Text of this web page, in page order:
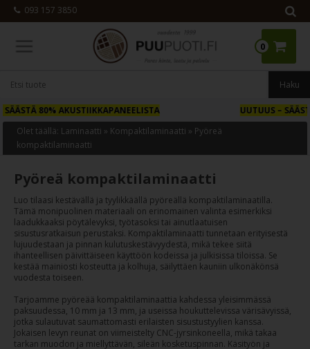
093 157 3850
0
UUTUUS– SÄÄSTÄ JOPA 31% JULKISIVUPANEELISTA
Olet täällä: Laminaatti » Kompaktilaminaatti » Pyöreä
kompaktilaminaatti
Pyöreä kompaktilaminaatti
Luo tilaasi kestävällä ja tyylikkäällä pyöreällä kompaktilaminaatilla.
Tämä monipuolinen materiaali on erinomainen valinta esimerkiksi
laadukkaaksi pöytälevyksi, työtasoksi tai ainutlaatuisen
sisustusratkaisun perustaksi. Kompaktilaminaatti tunnetaan erityisestä
lujuudestaan ja pinnan kulutuskestävyydestä, mikä tekee siitä
ihanteellisen päivittäiseen käyttöön kodeissa ja julkisissa tiloissa. Se
kestää mainiosti kosteutta ja kolhuja, säilyttäen kauniin ulkonäkönsä
vuodesta toiseen.
Tarjoamme pyöreää kompaktilaminaattia kahdessa yleisimmässä
paksuudessa, 10 mm ja 13 mm, ja useissa houkuttelevissa värisävyissä,
jotka sulautuvat saumattomasti erilaisten sisustustyylien kanssa.
Jokaisen levyn reunat on viimeistelty CNC-jyrsinkoneella, mikä takaa
tarkan muodon ja miellyttävän, sileän kosketuspinnan. Käsityön ja